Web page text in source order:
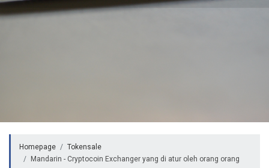
Homepage
Tokensale
Mandarin - Cryptocoin Exchanger yang di atur oleh orang orang